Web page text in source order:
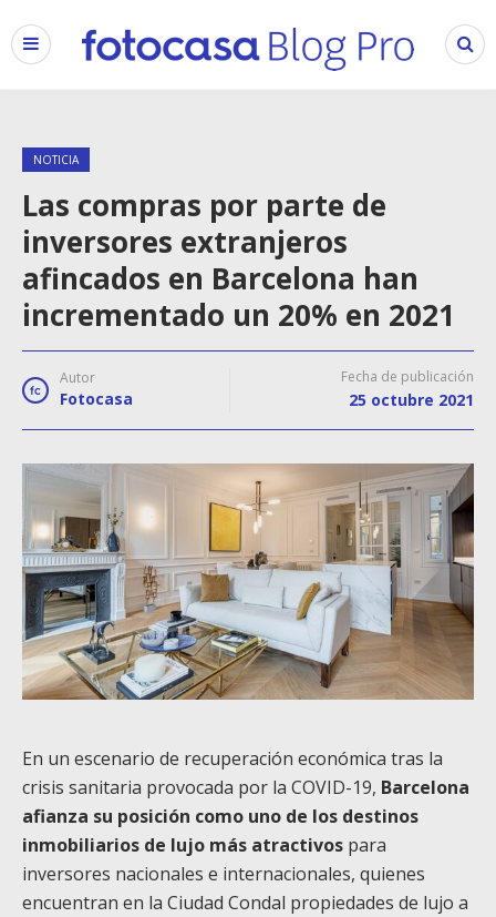
NOTICIA
Las compras por parte de
inversores extranjeros
afincados en Barcelona han
incrementado un 20% en 2021
Autor
Fotocasa
Fecha de publicación
25 octubre 2021
En un escenario de recuperación económica tras la
crisis sanitaria provocada por la COVID-19, Barcelona
afianza su posición como uno de los destinos
inmobiliarios de lujo más atractivos para
inversores nacionales e internacionales, quienes
encuentran en la Ciudad Condal propiedades de lujo a